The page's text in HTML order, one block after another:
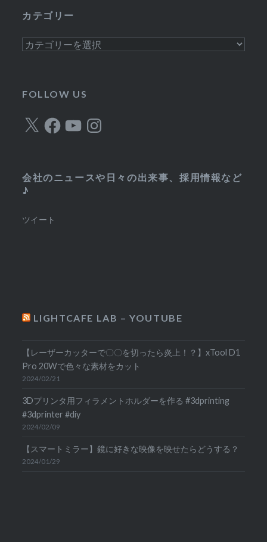
ブ
カテゴリー
カ
ー
FOLLOW US
X FacebookYouTubeInstagram
会社のニュースや日々の出来事、採用情報など
♪
ツイート
LIGHTCAFE LAB – YOUTUBE
【レーザーカッターで〇〇を切ったら炎上！？】xTool D1
Pro 20Wで色々な素材をカット
2024/02/21
3Dプリンタ用フィラメントホルダーを作る #3dprinting
#3dprinter #diy
2024/02/09
【スマートミラー】鏡に好きな映像を映せたらどうする？
2024/01/29